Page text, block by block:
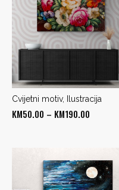
KM160.00
Cvijetni motiv, Ilustracija
KM50.00 – KM190.00
through
KM190.00